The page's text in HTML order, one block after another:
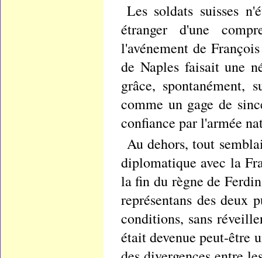
Les soldats suisses
étranger d'une
l'avénement de
de Naples faisait une
grâce, spontanément,
comme un gage de
confiance par l'armée
Au dehors, tout
diplomatique avec la
la fin du règne de
représentans des deux
conditions, sans
était devenue peut-être